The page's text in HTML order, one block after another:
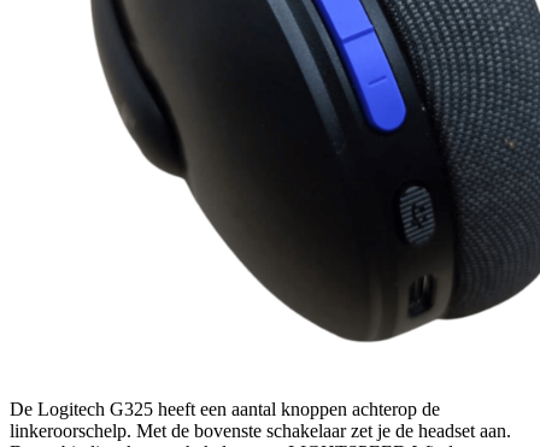
De Logitech G325 heeft een aantal knoppen achterop de
linkeroorschelp. Met de bovenste schakelaar zet je de headset aan.